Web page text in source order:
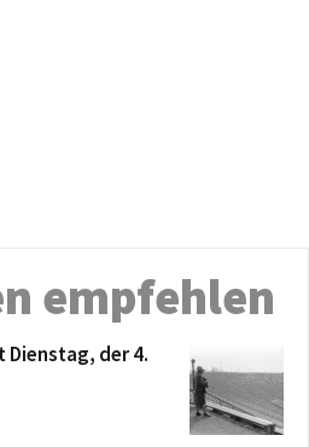
empfehlen
Dienstag, der 4.